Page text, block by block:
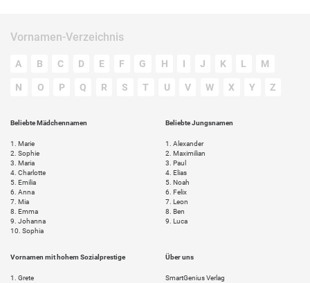
Vornamen-Verzeichnis
A B C D E F G H I J K L M
N O P Q R S T U V W X Y Z
Beliebte Mädchennamen
1. Marie
2. Sophie
3. Maria
4. Charlotte
5. Emilia
6. Anna
7. Mia
8. Emma
9. Johanna
10. Sophia
Beliebte Jungsnamen
1. Alexander
2. Maximilian
3. Paul
4. Elias
5. Noah
6. Felix
7. Leon
8. Ben
9. Luca
Vornamen mit hohem Sozialprestige
1. Grete
Über uns
SmartGenius Verlag